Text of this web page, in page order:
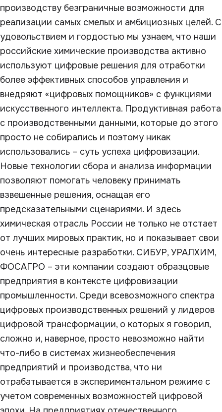
производству безграничные возможности для
реализации самых смелых и амбициозных целей. С
удовольствием и гордостью мы узнаем, что наши
российские химические производства активно
используют цифровые решения для отработки
более эффективных способов управления и
внедряют «цифровых помощников» с функциями
искусственного интеллекта. Продуктивная работа
с производственными данными, которые до этого
просто не собирались и поэтому никак
использовались – суть успеха цифровизации.
Новые технологии сбора и анализа информации
позволяют помогать человеку принимать
взвешенные решения, оснащая его
предсказательными сценариями. И здесь
химическая отрасль России не только не отстает
от лучших мировых практик, но и показывает свои
очень интересные разработки. СИБУР, УРАЛХИМ,
ФОСАГРО – эти компании создают образцовые
предприятия в контексте цифровизации
промышленности. Среди всевозможного спектра
цифровых производственных решений у лидеров
цифровой трансформации, о которых я говорил,
сложно и, наверное, просто невозможно найти
что-либо в системах жизнеобеспечения
предприятий и производства, что ни
отрабатывается в экспериментальном режиме с
учетом современных возможностей цифровой